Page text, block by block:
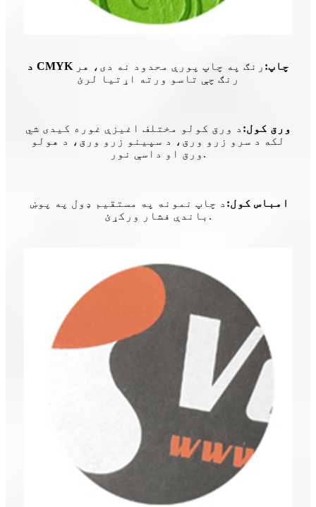
د CMYK چاپ: رنګ په چاپ پورې محدود نه دی، هر
رنګ چې تاسو ورته اړتیا لرئ
ورق کول: د ورق کولو مختلف اغیزې غوره کیدی شي
لکه د سرو زرو ورق، د سپینو زرو ورق، د هولو
ورق او داسې نور.
امباس کول: د چاپ نمونه په مستقیم ډول په پوښ ​​
باندې فشار ورکړئ.